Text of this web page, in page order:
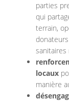
parties
qui
terrain,
sanitaires
locaux
manière